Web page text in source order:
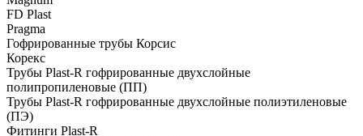
FD Plast
Pragma
Гофрированные трубы Корсис
Корекс
Трубы Plast-R гофрированные двухслойные
полипропиленовые (ПП)
Трубы Plast-R гофрированные двухслойные полиэтиленовые
(ПЭ)
Фитинги Plast-R